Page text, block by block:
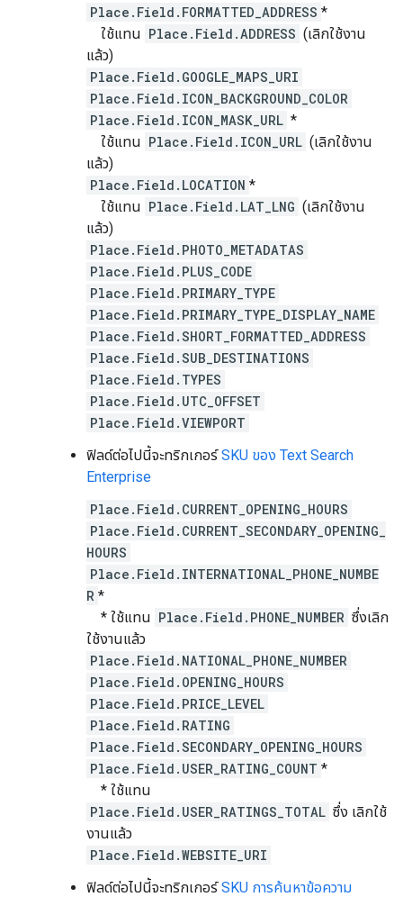
Place.Field.FORMATTED_ADDRESS *
ใช้แทน Place.Field.ADDRESS (เลิกใช้งาน
แล้ว)
Place.Field.GOOGLE_MAPS_URI
Place.Field.ICON_BACKGROUND_COLOR
Place.Field.ICON_MASK_URL *
ใช้แทน Place.Field.ICON_URL (เลิกใช้งาน
แล้ว)
Place.Field.LOCATION *
ใช้แทน Place.Field.LAT_LNG (เลิกใช้งาน
แล้ว)
Place.Field.PHOTO_METADATAS
Place.Field.PLUS_CODE
Place.Field.PRIMARY_TYPE
Place.Field.PRIMARY_TYPE_DISPLAY_NAME
Place.Field.SHORT_FORMATTED_ADDRESS
Place.Field.SUB_DESTINATIONS
Place.Field.TYPES
Place.Field.UTC_OFFSET
Place.Field.VIEWPORT
ฟิลด์ต่อไปนี้จะทริกเกอร์SKU ของ Text Search
Enterprise
Place.Field.CURRENT_OPENING_HOURS
Place.Field.CURRENT_SECONDARY_OPENING_
HOURS
Place.Field.INTERNATIONAL_PHONE_NUMBE
R *
* ใช้แทน Place.Field.PHONE_NUMBER ซึ่งเลิก
ใช้งานแล้ว
Place.Field.NATIONAL_PHONE_NUMBER
Place.Field.OPENING_HOURS
Place.Field.PRICE_LEVEL
Place.Field.RATING
Place.Field.SECONDARY_OPENING_HOURS
Place.Field.USER_RATING_COUNT *
* ใช้แทน
Place.Field.USER_RATINGS_TOTAL ซึ่ง เลิกใช้
งานแล้ว
Place.Field.WEBSITE_URI
ฟิลด์ต่อไปนี้จะทริกเกอร์SKU การค้นหาข้อความ